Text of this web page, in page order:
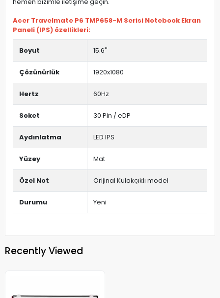
Acer Travelmate P6 TMP658-M Serisi Notebook Ekran
Paneli (IPS) özellikleri:
Boyut 15.6''
Çözünürlük 1920x1080
Hertz 60Hz
Soket 30 Pin / eDP
Aydınlatma LED IPS
Yüzey Mat
Özel Not Orijinal Kulakçıklı model
Durumu Yeni
Recently Viewed